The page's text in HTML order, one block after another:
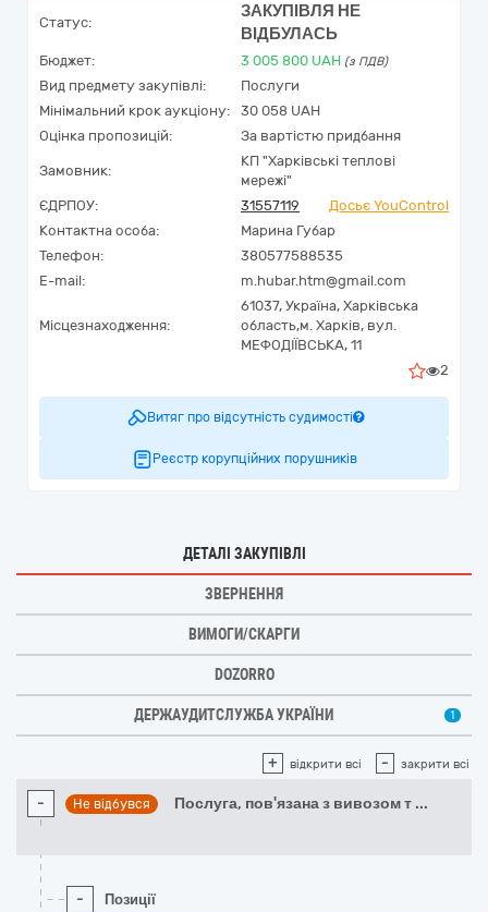
Статус:
ЗАКУПІВЛЯ НЕ
ВІДБУЛАСЬ
Бюджет: 3 005 800 UAH (з ПДВ)
Вид предмету закупівлі:
Послуги
Мінімальний крок аукціону:
30 058 UAH
Оцінка пропозицій:
За вартістю придбання
Замовник:
КП "Харківські теплові
мережі"
ЄДРПОУ:
31557119
Досьє YouControl
Контактна особа:
Марина Губар
Телефон:
380577588535
E-mail:
m.hubar.htm@gmail.com
Місцезнаходження:
61037, Україна, Харківська
область,м. Харків, вул.
МЕФОДІЇВСЬКА, 11
2
Витяг про відсутність судимості
Реєстр корупційних порушників
ДЕТАЛІ ЗАКУПІВЛІ
ЗВЕРНЕННЯ
ВИМОГИ/СКАРГИ
DOZORRO
ДЕРЖАУДИТСЛУЖБА УКРАЇНИ 1
+ відкрити всі - закрити всі
- Не відбувся Послуга, пов'язана з вивозом т ...
- Позиції